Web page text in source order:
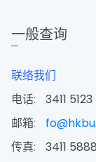
一般查询
联络我们
电话:
3411 5123
邮箱:
传真:
3411 5888